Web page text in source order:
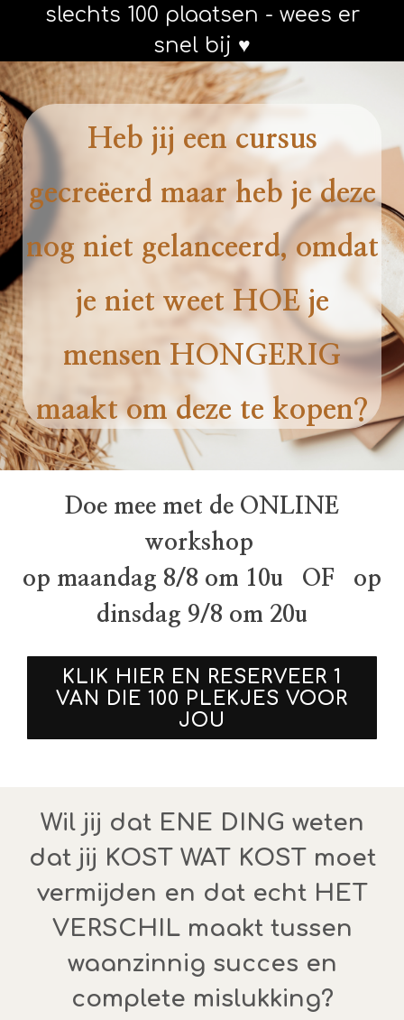
slechts 100 plaatsen - wees er
snel bij ♥
Heb jij een cursus
gecreëerd maar heb je deze
nog niet gelanceerd, omdat
je niet weet HOE je
mensen HONGERIG
maakt om deze te kopen?
Doe mee met de ONLINE
workshop
op maandag 8/8 om 10u OF op
dinsdag 9/8 om 20u
KLIK HIER EN RESERVEER 1
VAN DIE 100 PLEKJES VOOR
JOU
Wil jij dat ENE DING weten
dat jij KOST WAT KOST moet
vermijden en dat echt HET
VERSCHIL maakt tussen
waanzinnig succes en
complete mislukking?